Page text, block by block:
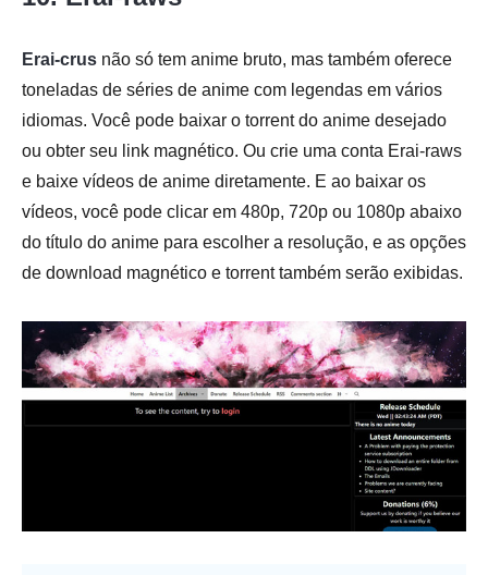
Erai-crus não só tem anime bruto, mas também oferece
toneladas de séries de anime com legendas em vários
idiomas. Você pode baixar o torrent do anime desejado
ou obter seu link magnético. Ou crie uma conta Erai-raws
e baixe vídeos de anime diretamente. E ao baixar os
vídeos, você pode clicar em 480p, 720p ou 1080p abaixo
do título do anime para escolher a resolução, e as opções
de download magnético e torrent também serão exibidas.